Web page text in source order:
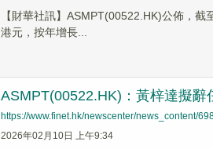
【財華社訊】ASMPT(00522.HK)公佈，​
港元，按年增長...
ASMPT(00522.HK)：黃梓達擬辭
https://www.finet.hk/newscenter/news_content/
2026年02月10日 上午9:34